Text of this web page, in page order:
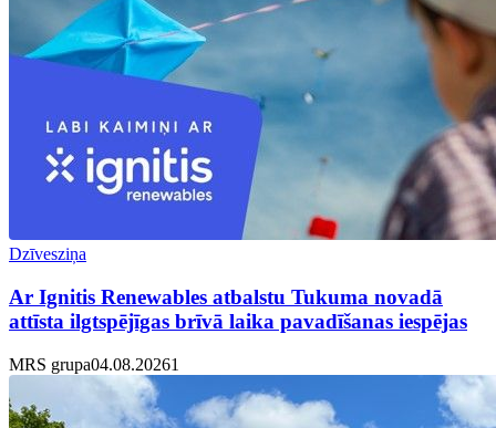
Dzīvesziņa
Ar Ignitis Renewables atbalstu Tukuma novadā
attīsta ilgtspējīgas brīvā laika pavadīšanas iespējas
MRS grupa04.08.20261